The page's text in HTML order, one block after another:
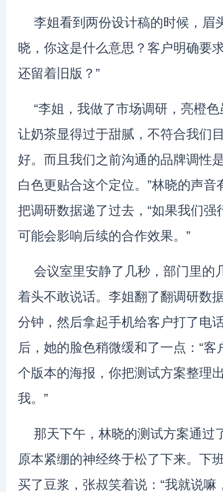
李姐看到两份设计稿的时候，眉
晓，你这是什么意思？客户明确要
还留着旧版？”
“李姐，我做了市场调研，亮橙
让奶茶显得过于甜腻，不符合我们
好。而且我们之前沟通的品牌调性
白色更贴合这个定位。”林晓的声音
把调研数据递了过去，“如果我们强
可能会影响后续的合作效果。”
会议室里安静了几秒，部门里的
着头不敢说话。李姐翻了翻调研数
分钟，然后拿起手机给客户打了电
后，她的脸色稍微缓和了一点：“客
个版本的海报，你把测试方案整理
我。”
那天下午，林晓的测试方案通过
原本紧绷的神经终于松了下来。下
买了豆浆，张叔笑着说：“我就说嘛